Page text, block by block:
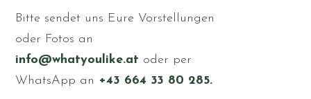
Bitte sendet uns Eure Vorstellungen
oder Fotos an
info@whatyoulike.at oder per
WhatsApp an +43 664 33 80 285.